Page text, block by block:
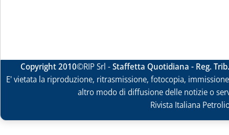
Copyright 2010©RIP Srl -Staffetta Quotidiana - Reg.
E' vietata la riproduzione, ritrasmissione, fotocopia,
altro modo di diffusione delle notizie o
Rivista Italiana